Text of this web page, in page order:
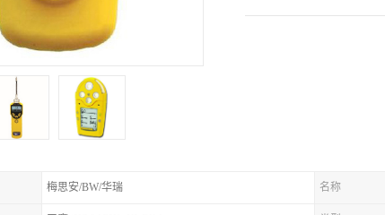
梅思安/BW/华瑞 名称